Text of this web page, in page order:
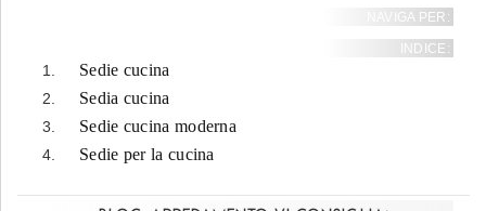
NAVIGA PER:
INDICE:
Sedie cucina
Sedia cucina
Sedie cucina moderna
Sedie per la cucina